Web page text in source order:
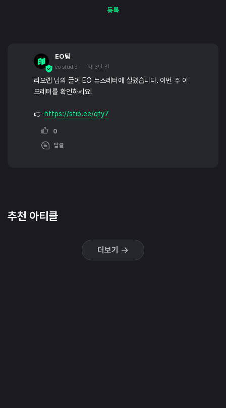
등록
EO팀
eo studio 약 3년 전
리오랩 님의 글이 EO 뉴스레터에 실렸습니다. 이번 주 이
오레터를 확인하세요!
👉 https://stib.ee/qfy7
0
답글
추천 아티클
더보기